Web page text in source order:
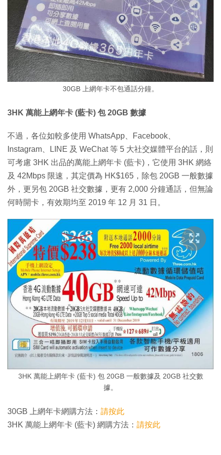
30GB 上網年卡不包通話分鐘。
3HK 萬能上網年卡 (藍卡) 包 20GB 數據
不過，各位如較多使用 WhatsApp、Facebook、
Instagram、LINE 及 WeChat 等 5 大社交媒體平台的話，則
可考慮 3HK 出品的萬能上網年卡 (藍卡)，它使用 3HK 網絡
及 42Mbps 限速，其定價為 HK$165，除包 20GB 一般數據
外，更另包 20GB 社交數據，更有 2,000 分鐘通話，但無論
何時開卡，有效期均至 2019 年 12 月 31 日。
3HK 萬能上網年卡 (藍卡) 包 20GB 一般數據及 20GB 社交數
據。
30GB 上網年卡網購方法： 請按此
3HK 萬能上網年卡 (藍卡) 網購方法： 請按此